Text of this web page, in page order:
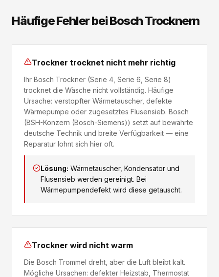
Häufige Fehler bei Bosch Trocknern
Trockner trocknet nicht mehr richtig
Ihr Bosch Trockner (Serie 4, Serie 6, Serie 8)
trocknet die Wäsche nicht vollständig. Häufige
Ursache: verstopfter Wärmetauscher, defekte
Wärmepumpe oder zugesetztes Flusensieb. Bosch
(BSH-Konzern (Bosch-Siemens)) setzt auf bewährte
deutsche Technik und breite Verfügbarkeit — eine
Reparatur lohnt sich hier oft.
Lösung: Wärmetauscher, Kondensator und
Flusensieb werden gereinigt. Bei
Wärmepumpendefekt wird diese getauscht.
Trockner wird nicht warm
Die Bosch Trommel dreht, aber die Luft bleibt kalt.
Mögliche Ursachen: defekter Heizstab, Thermostat